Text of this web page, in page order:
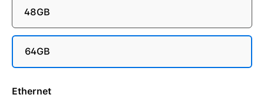
48GB
64GB
Ethernet